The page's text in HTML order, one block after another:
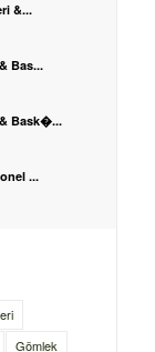
&...
Bas...
Bask�...
...
Gömlek